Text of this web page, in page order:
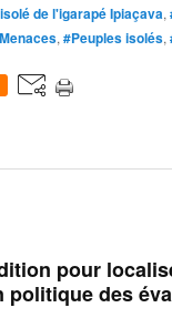
de l'igarapé Ipiaçava,
, #Peuples isolés,
pour
politique des